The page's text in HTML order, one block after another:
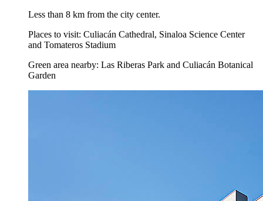
Less than 8 km from the city center.
Places to visit: Culiacán Cathedral, Sinaloa Science Center
and Tomateros Stadium
Green area nearby: Las Riberas Park and Culiacán Botanical
Garden